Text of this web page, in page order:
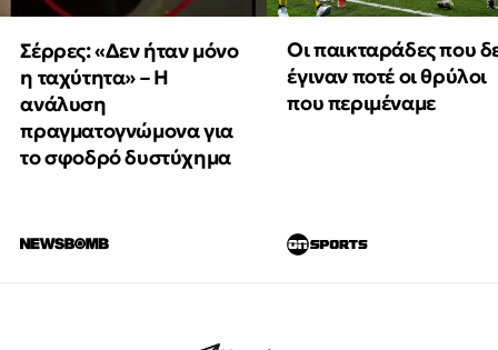
Σέρρες: «Δεν ήταν μόνο
η ταχύτητα» – Η
ανάλυση
πραγματογνώμονα για
το σφοδρό δυστύχημα
Οι παικταράδες που
έγιναν ποτέ οι θρύλοι
που περιμέναμε